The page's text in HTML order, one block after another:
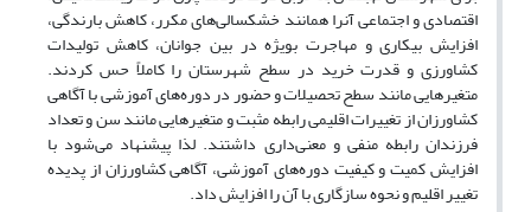
اقتصادی و اجتماعی آنرا همانند خشکسالی‌های مکرر، کاهش بارندگی،
افزایش بیکاری و مهاجرت بویژه در بین جوانان، کاهش تولیدات
کشاورزی و قدرت خرید در سطح شهرستان را کاملاً حس کردند.
متغیرهایی مانند سطح تحصیلات و حضور در دوره‌های آموزشی با آگاهی
کشاورزان از تغییرات اقلیمی رابطه مثبت و متغیرهایی مانند سن و تعداد
فرزندان رابطه منفی و معنی‌داری داشتند. لذا پیشنهاد می‌شود با
افزایش کمیت و کیفیت دوره‌های آموزشی، آگاهی کشاورزان از پدیده
تغییر اقلیم و نحوه سازگاری با آن را افزایش داد.